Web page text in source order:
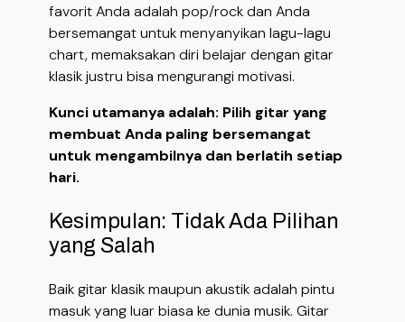
favorit Anda adalah pop/rock dan Anda
bersemangat untuk menyanyikan lagu-lagu
chart, memaksakan diri belajar dengan gitar
klasik justru bisa mengurangi motivasi.
Kunci utamanya adalah: Pilih gitar yang
membuat Anda paling bersemangat
untuk mengambilnya dan berlatih setiap
hari.
Kesimpulan: Tidak Ada Pilihan
yang Salah
Baik gitar klasik maupun akustik adalah pintu
masuk yang luar biasa ke dunia musik. Gitar